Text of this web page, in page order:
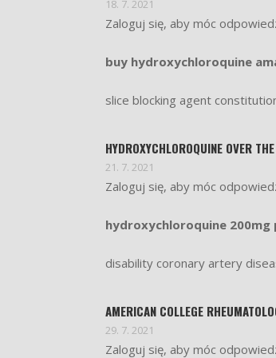
18. 7. 2021
Zaloguj się, aby móc
buy hydroxychloroquine
slice blocking agent
HYDROXYCHLOROQUINE OVER
21. 7. 2021
Zaloguj się, aby móc
hydroxychloroquine 200mg
disability coronary artery
AMERICAN COLLEGE
29. 7. 2021
Zaloguj się, aby móc